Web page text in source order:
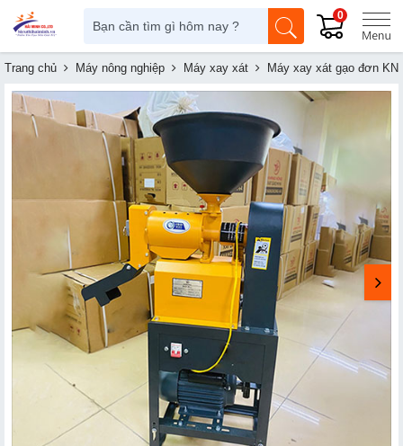
0
Trang chủ Máy nông nghiệp Máy xay xát Máy xay xát gạo đơn